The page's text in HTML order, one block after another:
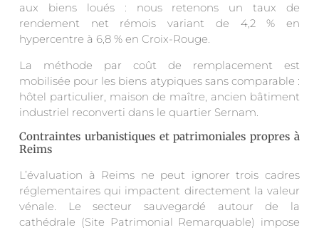
aux biens loués : nous retenons un taux de
rendement net rémois variant de 4,2 % en
hypercentre à 6,8 % en Croix-Rouge.
La méthode par coût de remplacement est
mobilisée pour les biens atypiques sans comparable :
hôtel particulier, maison de maître, ancien bâtiment
industriel reconverti dans le quartier Sernam.
Contraintes urbanistiques et patrimoniales propres à
Reims
L’évaluation à Reims ne peut ignorer trois cadres
réglementaires qui impactent directement la valeur
vénale. Le secteur sauvegardé autour de la
cathédrale (Site Patrimonial Remarquable) impose